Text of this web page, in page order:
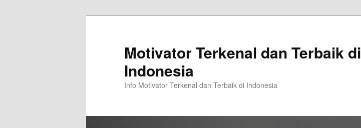
Motivator Terkenal dan Terbaik di
Indonesia
Info Motivator Terkenal dan Terbaik di Indonesia